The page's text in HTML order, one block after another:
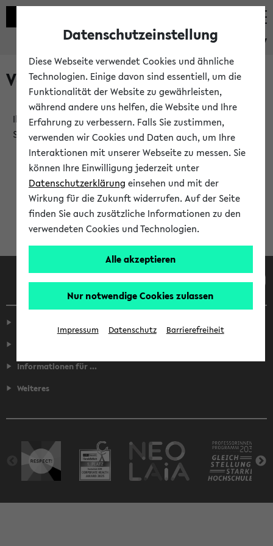
eKVV
Verlauf
Ihr Verlauf ist leer. Er wird sich im Verlauf Ihrer eKVV
Sitzung füllen.
Informationen für ...
Weiteres
Datenschutzeinstellung
Diese Webseite verwendet Cookies und ähnliche
Technologien. Einige davon sind essentiell, um die
Funktionalität der Website zu gewährleisten,
während andere uns helfen, die Website und Ihre
Erfahrung zu verbessern. Falls Sie zustimmen,
verwenden wir Cookies und Daten auch, um Ihre
Interaktionen mit unserer Webseite zu messen. Sie
können Ihre Einwilligung jederzeit unter
Datenschutzerklärung einsehen und mit der
Wirkung für die Zukunft widerrufen. Auf der Seite
finden Sie auch zusätzliche Informationen zu den
verwendeten Cookies und Technologien.
Alle akzeptieren
Nur notwendige Cookies zulassen
Impressum Datenschutz Barrierefreiheit